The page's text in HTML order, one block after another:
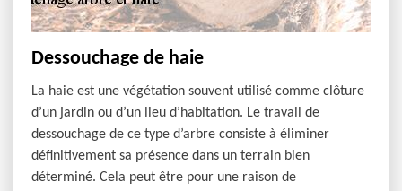
Dessouchage de haie
La haie est une végétation souvent utilisé comme clôture
d’un jardin ou d’un lieu d’habitation. Le travail de
dessouchage de ce type d’arbre consiste à éliminer
définitivement sa présence dans un terrain bien
déterminé. Cela peut être pour une raison de